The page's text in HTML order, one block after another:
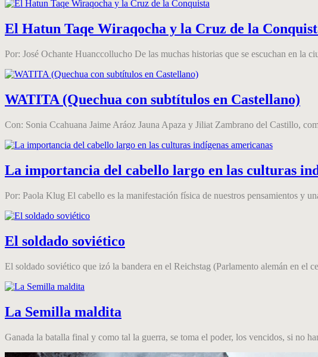
El Hatun Taqe Wiraqocha y la Cruz de la
Por: José Ochante Huanccollucho De las muchas historias que se escuchan en la
WATITA (Quechua con subtítulos en Castellano)
Con: Sonia Ccahuana Jaime Aráoz Jauna Apaza y Jiliat Zambrano del Castillo,
La importancia del cabello largo en las culturas
Por: Paola Klug El cabello es la manifestación física de nuestros pensamientos y
El soldado soviético
El soldado soviético que izó la bandera en el Reichstag (Parlamento alemán en el
La Semilla maldita
Ganada la batalla final y como tal la guerra, se toma el poder, los vencidos, si no